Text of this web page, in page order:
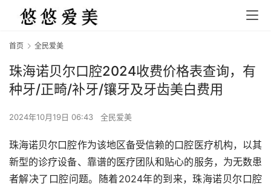
首页 全民爱美
珠海诺贝尔口腔2024收费价格表查询，有
种牙/正畸/补牙/镶牙及牙齿美白费用
2024年10月19日 06:43 全民爱美
珠海诺贝尔口腔作为该地区备受信赖的口腔医疗机构，以其
新型的诊疗设备、靠谱的医疗团队和贴心的服务，为无数患
者解决了口腔问题。随着2024年的到来，珠海诺贝尔口腔